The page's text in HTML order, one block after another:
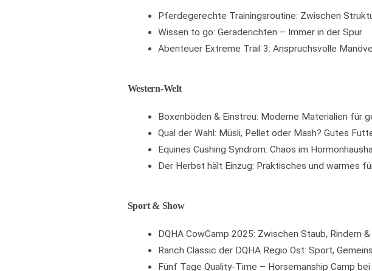
Pferdegerechte Trainingsroutine: Zwischen
Wissen to go: Geraderichten – Immer in der Spur
Abenteuer Extreme Trail 3: Anspruchsvolle
Western-Welt
Boxenböden & Einstreu: Moderne Materialien für
Qual der Wahl: Müsli, Pellet oder Mash? Gutes
Equines Cushing Syndrom: Chaos im
Der Herbst hält Einzug: Praktisches und warmes
Sport & Show
DQHA CowCamp 2025: Zwischen Staub, Rindern
Ranch Classic der DQHA Regio Ost: Sport,
Fünf Tage Quality-Time – Horsemanship Camp